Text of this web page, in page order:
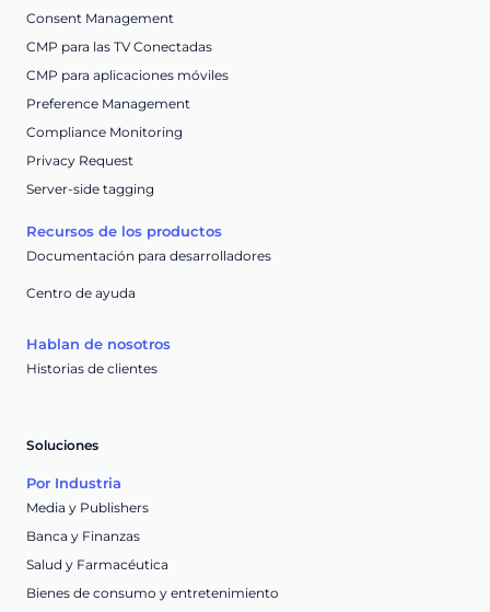
Consent Management
CMP para las TV Conectadas
CMP para aplicaciones móviles
Preference Management
Compliance Monitoring
Privacy Request
Server-side tagging
Recursos de los productos
Documentación para desarrolladores
Centro de ayuda
Hablan de nosotros
Historias de clientes
Soluciones
Por Industria
Media y Publishers
Banca y Finanzas
Salud y Farmacéutica
Bienes de consumo y entretenimiento